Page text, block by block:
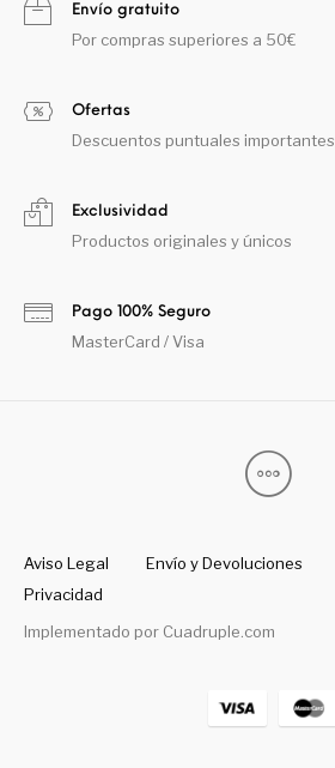
Envío gratuito
Por compras superiores a 50€
Ofertas
Descuentos puntuales importantes
Exclusividad
Productos originales y únicos
Pago 100% Seguro
MasterCard / Visa
Aviso Legal Envío y Devoluciones
Privacidad
Implementado por Cuadruple.com